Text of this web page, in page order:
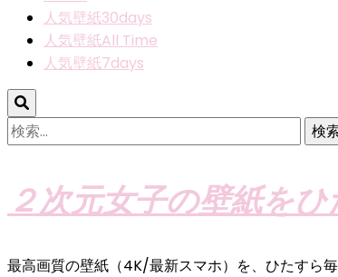
人気壁紙30days
人気壁紙All Time
人気壁紙7days
検
索:
２次元女子の壁紙を
最高画質の壁紙（4K/最新スマホ）を、ひたすら毎